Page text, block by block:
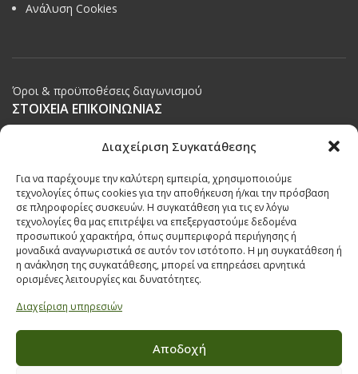
Διαχείριση Συγκατάθεσης
Για να παρέχουμε την καλύτερη εμπειρία, χρησιμοποιούμε
τεχνολογίες όπως cookies για την αποθήκευση ή/και την πρόσβαση
σε πληροφορίες συσκευών. Η συγκατάθεση για τις εν λόγω
τεχνολογίες θα μας επιτρέψει να επεξεργαστούμε δεδομένα
προσωπικού χαρακτήρα, όπως συμπεριφορά περιήγησης ή
μοναδικά αναγνωριστικά σε αυτόν τον ιστότοπο. Η μη συγκατάθεση ή
η ανάκληση της συγκατάθεσης, μπορεί να επηρεάσει αρνητικά
ορισμένες λειτουργίες και δυνατότητες.
Διαχείριση υπηρεσιών
Αποδοχή
Ανάλυση Cookies
Όροι & προϋποθέσεις διαγωνισμού
ΣΤΟΙΧΕΙΑ ΕΠΙΚΟΙΝΩΝΙΑΣ
Παπαναστασίου 209,
Τηλ:231 030 9709,231 035 1630
Email:info@ecobuildings.gr
Email:eshop@ecobuildings.gr
ΟΡΟΙ ΧΡΗΣΗΣ
ΠΟΛΙΤΙΚΗ ΑΠΟΡΡΗΤΟΥ
ΒΡΕΙΤΕ ΜΑΣ ΣΤΟ ΧΑΡΤΗ